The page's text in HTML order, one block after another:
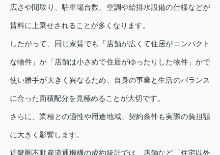
広さや間取り、駐車場台数、空調や給排水設備の仕様などが
賃料に上乗せされることが多くなります。
したがって、同じ家賃でも「店舗が広くて住居がコンパクト
な物件」か「店舗は小さめで住居がゆったりした物件」かで
使い勝手が大きく異なるため、自身の事業と生活のバランス
に合った面積配分を見極めることが大切です。
さらに、業種との適性や用途地域、契約条件も実際の負担額
に大きく影響します。
近畿圏不動産流通機構の成約統計では、店舗など「住宅以外